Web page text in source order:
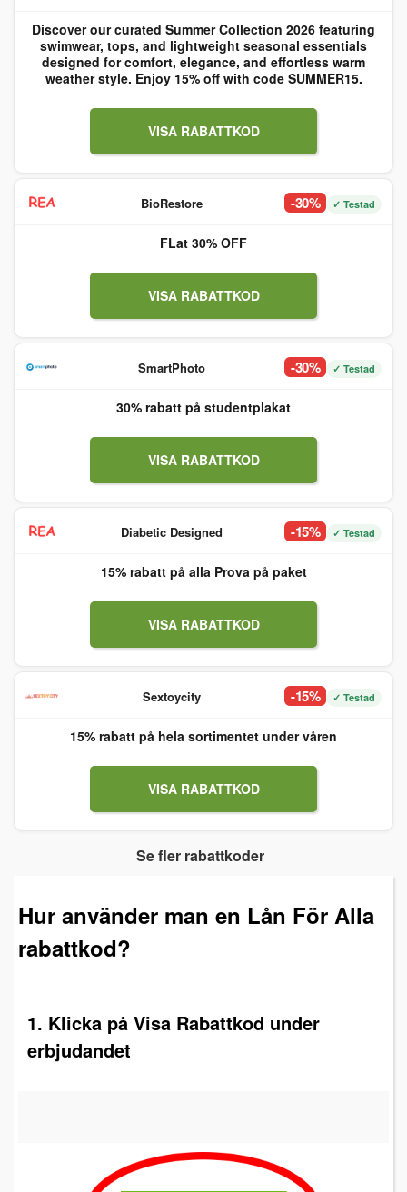
Discover our curated Summer Collection 2026 featuring
swimwear, tops, and lightweight seasonal essentials
designed for comfort, elegance, and effortless warm
weather style. Enjoy 15% off with code SUMMER15.
VISA RABATTKOD
BioRestore -30% ✓ Testad
FLat 30% OFF
VISA RABATTKOD
SmartPhoto -30% ✓ Testad
30% rabatt på studentplakat
VISA RABATTKOD
Diabetic Designed -15% ✓ Testad
15% rabatt på alla Prova på paket
VISA RABATTKOD
Sextoycity -15% ✓ Testad
15% rabatt på hela sortimentet under våren
VISA RABATTKOD
Se fler rabattkoder
Hur använder man en Lån För Alla
rabattkod?
1. Klicka på Visa Rabattkod under
erbjudandet